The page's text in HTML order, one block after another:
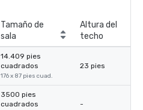
Tamaño de
sala
Altura del
techo
14.409 pies
cuadrados
176 x 87 pies cuad.
23 pies
3500 pies
cuadrados
-